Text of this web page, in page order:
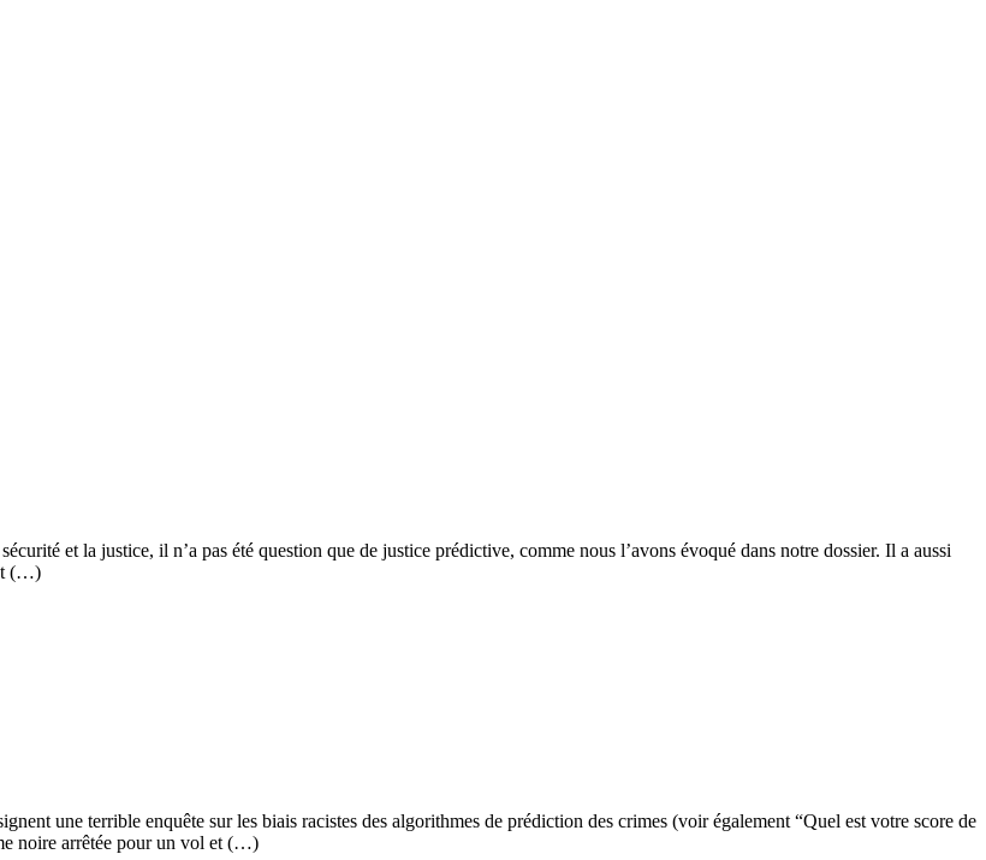
et la justice, il n’a pas été question que de justice prédictive, comme nous l’avons évoqué dans notre dossier. Il a aussi
(…)
une terrible enquête sur les biais racistes des algorithmes de prédiction des crimes (voir également “Quel est votre score de
noire arrêtée pour un vol et (…)